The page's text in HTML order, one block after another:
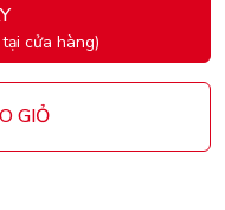
cửa hàng)
GIỎ